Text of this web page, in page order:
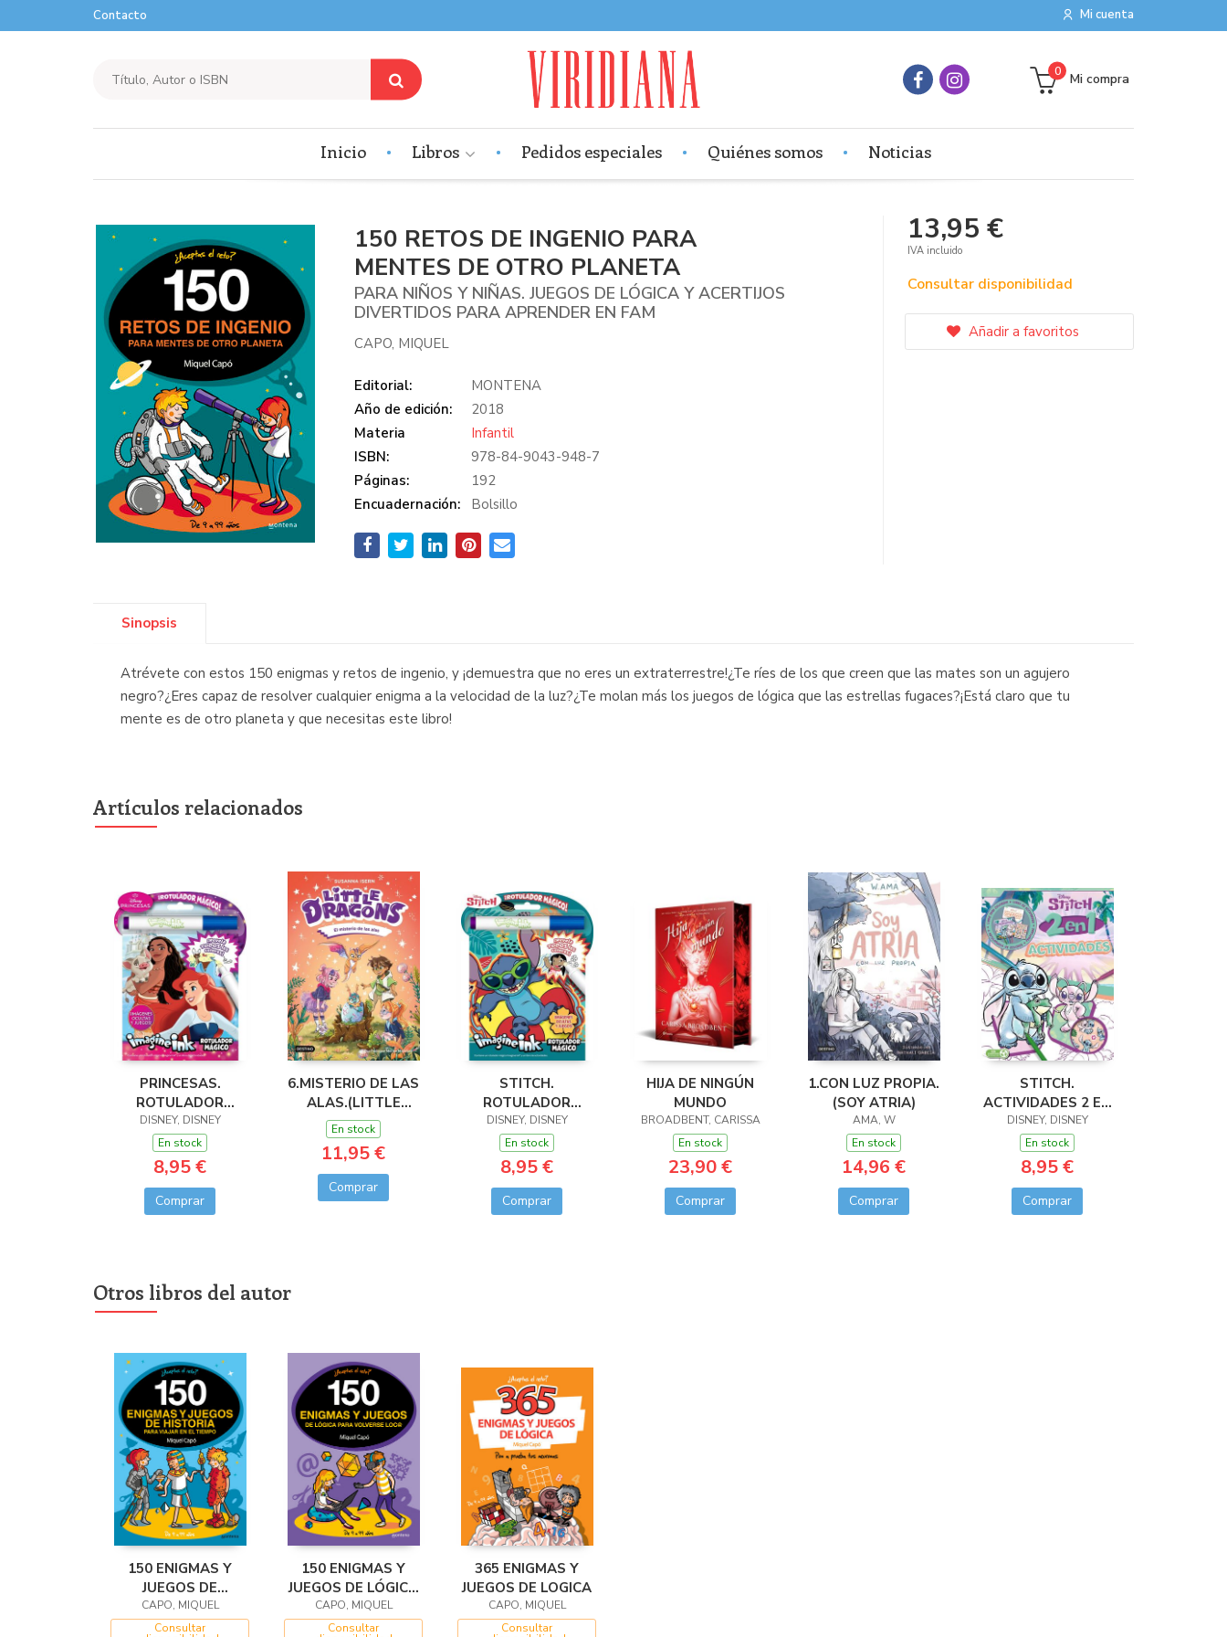
Mi cuenta
Contacto
Mi compra
0
Inicio Libros Pedidos especiales Quiénes somos Noticias
150 RETOS DE INGENIO PARA
MENTES DE OTRO PLANETA
PARA NIÑOS Y NIÑAS. JUEGOS DE LÓGICA Y ACERTIJOS
DIVERTIDOS PARA APRENDER EN FAM
CAPO, MIQUEL
Editorial:
MONTENA
Año de edición:
2018
Materia
Infantil
ISBN:
978-84-9043-948-7
Páginas:
192
Encuadernación:
Bolsillo
13,95 €
IVA incluido
Consultar disponibilidad
Añadir a favoritos
Sinopsis
Atrévete con estos 150 enigmas y retos de ingenio, y ¡demuestra que no eres un extraterrestre!¿Te ríes de los que creen que las mates son un agujero
negro?¿Eres capaz de resolver cualquier enigma a la velocidad de la luz?¿Te molan más los juegos de lógica que las estrellas fugaces?¡Está claro que tu
mente es de otro planeta y que necesitas este libro!
Artículos relacionados
PRINCESAS.
ROTULADOR
MÁGICO 3
DISNEY, DISNEY
En stock
8,95 €
Comprar
6.MISTERIO DE LAS
ALAS.(LITTLE
DRAGONS)
En stock
11,95 €
Comprar
STITCH.
ROTULADOR
MÁGICO
DISNEY, DISNEY
En stock
8,95 €
Comprar
HIJA DE NINGÚN
MUNDO
BROADBENT, CARISSA
En stock
23,90 €
Comprar
1.CON LUZ PROPIA.
(SOY ATRIA)
AMA, W
En stock
14,96 €
Comprar
STITCH.
ACTIVIDADES 2 EN
1
DISNEY, DISNEY
En stock
8,95 €
Comprar
Otros libros del autor
150 ENIGMAS Y
JUEGOS DE
HISTORIA PARA VI
CAPO, MIQUEL
Consultar
150 ENIGMAS Y
JUEGOS DE LÓGICA
PARA VOLVERSE
LOCO
CAPO, MIQUEL
Consultar
365 ENIGMAS Y
JUEGOS DE LOGICA
CAPO, MIQUEL
Consultar